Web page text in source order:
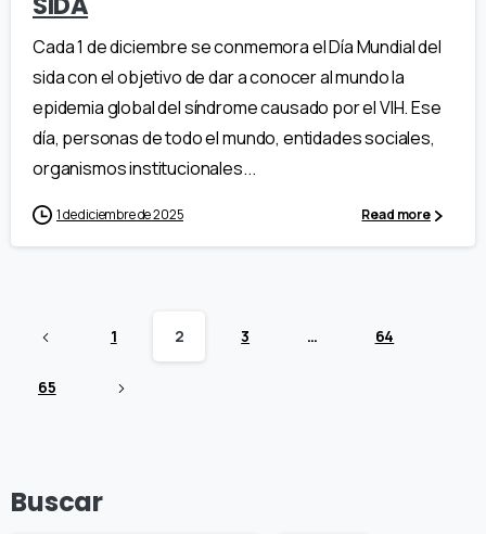
Cada 1 de diciembre se conmemora el Día Mundial del
sida con el objetivo de dar a conocer al mundo la
epidemia global del síndrome causado por el VIH. Ese
día, personas de todo el mundo, entidades sociales,
organismos institucionales...
1 de diciembre de 2025 Read more
1 2 3 … 64
65
Buscar